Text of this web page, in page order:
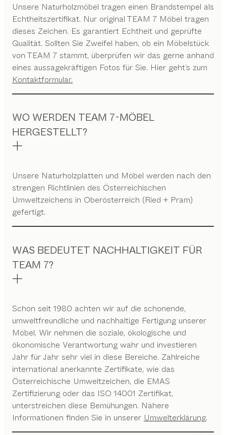
Unsere Naturholzmöbel tragen einen Brandstempel als
Echtheitszertifikat. Nur original TEAM 7 Möbel tragen
dieses Zeichen. Es garantiert Echtheit und geprüfte
Qualität. Sollten Sie Zweifel haben, ob ein Möbelstück
von TEAM 7 stammt, überprüfen wir das gerne anhand
eines aussagekräftigen Fotos für Sie. Hier geht’s zum
Kontaktformular.
WO WERDEN TEAM 7-MÖBEL
HERGESTELLT?
Unsere Naturholzplatten und Möbel werden nach den
strengen Richtlinien des Österreichischen
Umweltzeichens in Oberösterreich (Ried + Pram)
gefertigt.
WAS BEDEUTET NACHHALTIGKEIT FÜR
TEAM 7?
Schon seit 1980 achten wir auf die schonende,
umweltfreundliche und nachhaltige Fertigung unserer
Möbel. Wir nehmen die soziale, ökologische und
ökonomische Verantwortung wahr und investieren
Jahr für Jahr sehr viel in diese Bereiche. Zahlreiche
international anerkannte Zertifikate, wie das
Österreichische Umweltzeichen, die EMAS
Zertifizierung oder das ISO 14001 Zertifikat,
unterstreichen diese Bemühungen. Nähere
Informationen finden Sie in unserer Umwelterklärung.